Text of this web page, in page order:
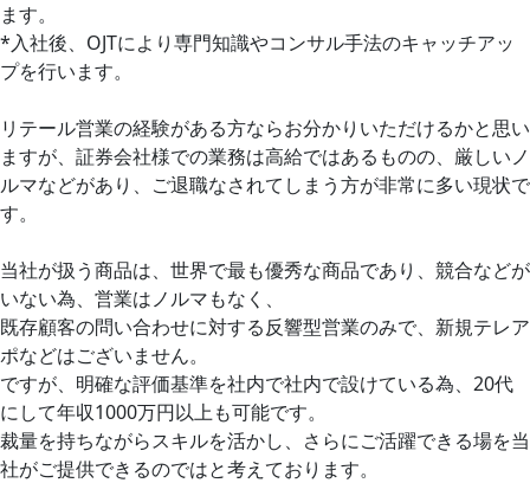
ます。
*入社後、OJTにより専門知識やコンサル手法のキャッチアッ
プを行います。
リテール営業の経験がある方ならお分かりいただけるかと思い
ますが、証券会社様での業務は高給ではあるものの、厳しいノ
ルマなどがあり、ご退職なされてしまう方が非常に多い現状で
す。
当社が扱う商品は、世界で最も優秀な商品であり、競合などが
いない為、営業はノルマもなく、
既存顧客の問い合わせに対する反響型営業のみで、新規テレア
ポなどはございません。
ですが、明確な評価基準を社内で社内で設けている為、20代
にして年収1000万円以上も可能です。
裁量を持ちながらスキルを活かし、さらにご活躍できる場を当
社がご提供できるのではと考えております。